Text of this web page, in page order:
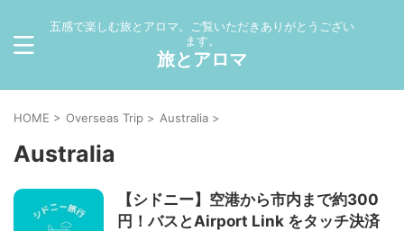
五感で楽しむ旅とアロマ。ご覧いただきありがとうござい
ます。
旅とアロマ
HOME > Overseas Trip > Australia >
Australia
【シドニー】空港から市内まで約300
円！バスとAirport Link をタッチ決済